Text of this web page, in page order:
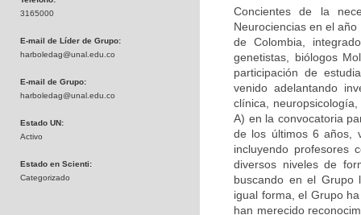
3165000
E-mail de Líder de Grupo:
harboledag@unal.edu.co
E-mail de Grupo:
harboledag@unal.edu.co
Estado UN:
Activo
Estado en Scienti:
Categorizado
Concientes de la
Neurociencias en el
de Colombia,
genetistas, biólogos
participación de
venido adelantando
clínica,
A) en la convocatoria
de los últimos 6 años,
incluyendo profesores
diversos niveles de
buscando en el Grupo
igual forma, el Grupo
han merecido